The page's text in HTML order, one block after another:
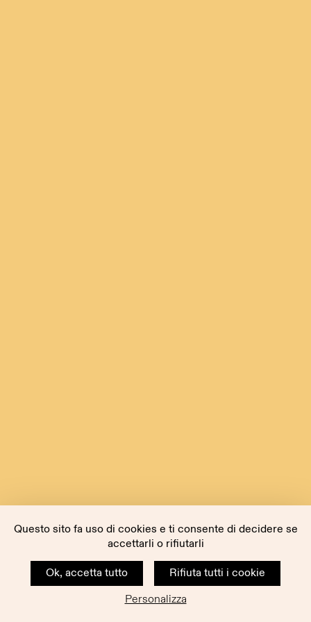
Questo sito fa uso di cookies e ti consente di decidere se
accettarli o rifiutarli
Ok, accetta tutto
Rifiuta tutti i cookie
Personalizza